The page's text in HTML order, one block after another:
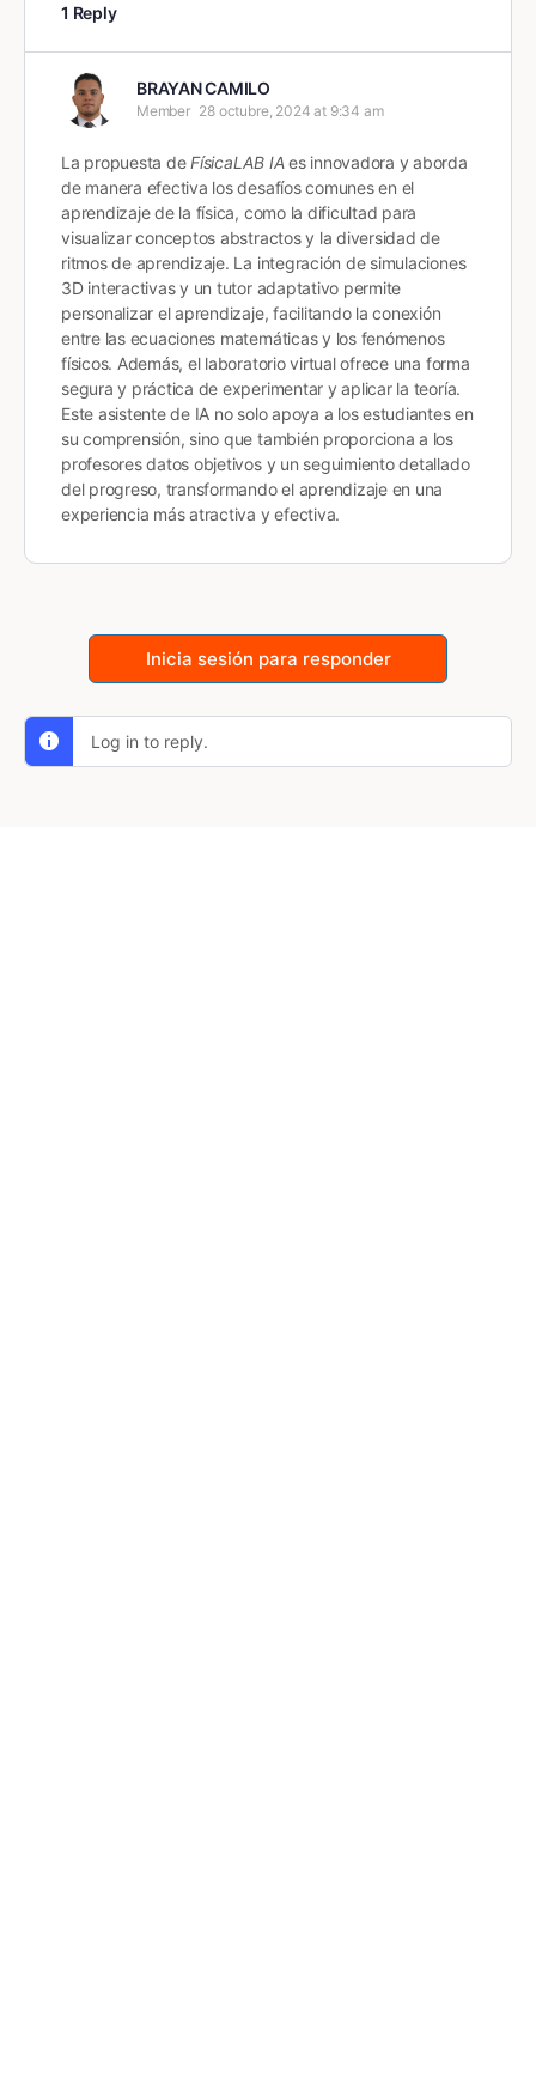
1 Reply
BRAYAN CAMILO
Member 28 octubre, 2024 at 9:34 am
La propuesta deFísicaLAB IAes innovadora y aborda
de manera efectiva los desafíos comunes en el
aprendizaje de la física, como la dificultad para
visualizar conceptos abstractos y la diversidad de
ritmos de aprendizaje. La integración de simulaciones
3D interactivas y un tutor adaptativo permite
personalizar el aprendizaje, facilitando la conexión
entre las ecuaciones matemáticas y los fenómenos
físicos. Además, el laboratorio virtual ofrece una forma
segura y práctica de experimentar y aplicar la teoría.
Este asistente de IA no solo apoya a los estudiantes en
su comprensión, sino que también proporciona a los
profesores datos objetivos y un seguimiento detallado
del progreso, transformando el aprendizaje en una
experiencia más atractiva y efectiva.
Inicia sesión para responder
Log in to reply.